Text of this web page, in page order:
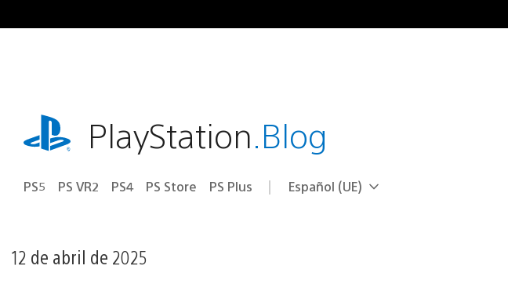
al
playstation.comPlayStation.Blog
PS5 PS VR2 PS4 PS Store PS Plus Selecciona
Región
Español (UE)
12 de abril de 2025